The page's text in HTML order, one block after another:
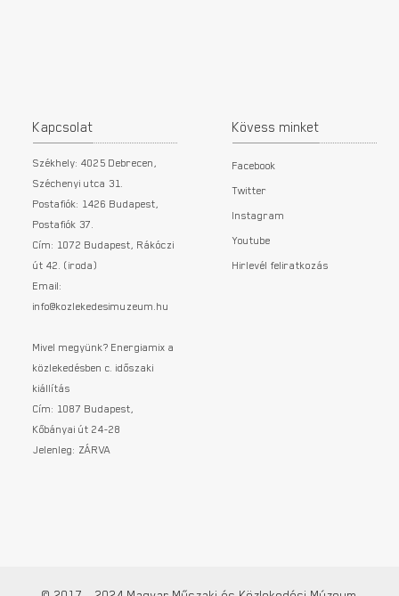
Kapcsolat
Székhely: 4025 Debrecen,
Széchenyi utca 31.
Postafiók: 1426 Budapest,
Postafiók 37.
Cím: 1072 Budapest, Rákóczi
út 42. (iroda)
Email:
info@kozlekedesimuzeum.hu
Mivel megyünk? Energiamix a
közlekedésben c. időszaki
kiállítás
Cím: 1087 Budapest,
Kőbányai út 24-28
Jelenleg: ZÁRVA
Kövess minket
Facebook
Twitter
Instagram
Youtube
Hirlevél feliratkozás